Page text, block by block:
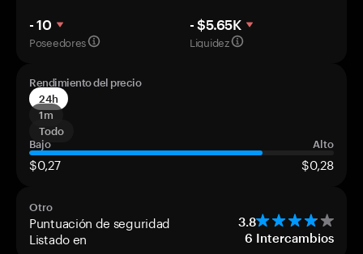
- 10
Poseedores
- $5.65K
Liquidez
Rendimiento del precio
24h
1m
Todo
Bajo
Alto
$0,27 $0,28
Otro
Puntuación de seguridad 3.8
Listado en 6 Intercambios